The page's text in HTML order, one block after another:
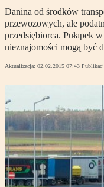
Danina od środków
przewozowych, ale
przedsiębiorca. Pułapek
nieznajomości mogą być
Aktualizacja: 02.02.2015 07:43